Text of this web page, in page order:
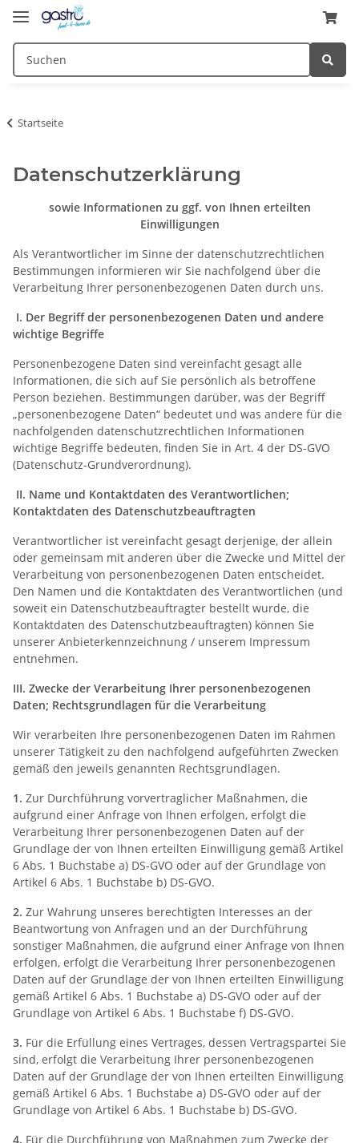
Startseite
Datenschutzerklärung
sowie Informationen zu ggf. von Ihnen erteilten
Einwilligungen
Als Verantwortlicher im Sinne der datenschutzrechtlichen
Bestimmungen informieren wir Sie nachfolgend über die
Verarbeitung Ihrer personenbezogenen Daten durch uns.
I. Der Begriff der personenbezogenen Daten und andere
wichtige Begriffe
Personenbezogene Daten sind vereinfacht gesagt alle
Informationen, die sich auf Sie persönlich als betroffene
Person beziehen. Bestimmungen darüber, was der Begriff
„personenbezogene Daten“ bedeutet und was andere für die
nachfolgenden datenschutzrechtlichen Informationen
wichtige Begriffe bedeuten, finden Sie in Art. 4 der DS-GVO
(Datenschutz-Grundverordnung).
II. Name und Kontaktdaten des Verantwortlichen;
Kontaktdaten des Datenschutzbeauftragten
Verantwortlicher ist vereinfacht gesagt derjenige, der allein
oder gemeinsam mit anderen über die Zwecke und Mittel der
Verarbeitung von personenbezogenen Daten entscheidet.
Den Namen und die Kontaktdaten des Verantwortlichen (und
soweit ein Datenschutzbeauftragter bestellt wurde, die
Kontaktdaten des Datenschutzbeauftragten) können Sie
unserer Anbieterkennzeichnung / unserem Impressum
entnehmen.
III. Zwecke der Verarbeitung Ihrer personenbezogenen
Daten; Rechtsgrundlagen für die Verarbeitung
Wir verarbeiten Ihre personenbezogenen Daten im Rahmen
unserer Tätigkeit zu den nachfolgend aufgeführten Zwecken
gemäß den jeweils genannten Rechtsgrundlagen.
1. Zur Durchführung vorvertraglicher Maßnahmen, die
aufgrund einer Anfrage von Ihnen erfolgen, erfolgt die
Verarbeitung Ihrer personenbezogenen Daten auf der
Grundlage der von Ihnen erteilten Einwilligung gemäß Artikel
6 Abs. 1 Buchstabe a) DS-GVO oder auf der Grundlage von
Artikel 6 Abs. 1 Buchstabe b) DS-GVO.
2. Zur Wahrung unseres berechtigten Interesses an der
Beantwortung von Anfragen und an der Durchführung
sonstiger Maßnahmen, die aufgrund einer Anfrage von Ihnen
erfolgen, erfolgt die Verarbeitung Ihrer personenbezogenen
Daten auf der Grundlage der von Ihnen erteilten Einwilligung
gemäß Artikel 6 Abs. 1 Buchstabe a) DS-GVO oder auf der
Grundlage von Artikel 6 Abs. 1 Buchstabe f) DS-GVO.
3. Für die Erfüllung eines Vertrages, dessen Vertragspartei Sie
sind, erfolgt die Verarbeitung Ihrer personenbezogenen
Daten auf der Grundlage der von Ihnen erteilten Einwilligung
gemäß Artikel 6 Abs. 1 Buchstabe a) DS-GVO oder auf der
Grundlage von Artikel 6 Abs. 1 Buchstabe b) DS-GVO.
4. Für die Durchführung von Maßnahmen zum Zwecke der